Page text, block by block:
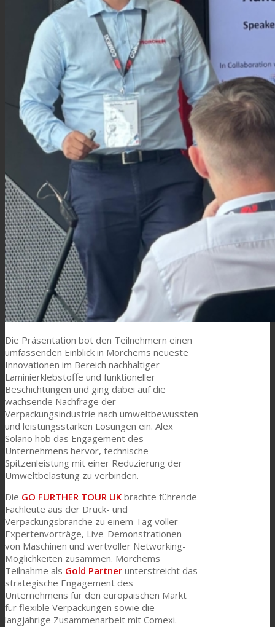
Kundenservice
Zertifikate
Karriere
Kontaktieren Sie uns
Suche
Menü Menü
Die Präsentation bot den Teilnehmern einen
umfassenden Einblick in Morchems neueste
Innovationen im Bereich nachhaltiger
Laminierklebstoffe und funktioneller
Beschichtungen und ging dabei auf die
wachsende Nachfrage der
Verpackungsindustrie nach umweltbewussten
und leistungsstarken Lösungen ein. Alex
Solano hob das Engagement des
Unternehmens hervor, technische
Spitzenleistung mit einer Reduzierung der
Umweltbelastung zu verbinden.
Die GO FURTHER TOUR UK brachte führende
Fachleute aus der Druck- und
Verpackungsbranche zu einem Tag voller
Expertenvorträge, Live-Demonstrationen
von Maschinen und wertvoller Networking-
Möglichkeiten zusammen. Morchems
Teilnahme als Gold Partner unterstreicht das
strategische Engagement des
Unternehmens für den europäischen Markt
für flexible Verpackungen sowie die
langjährige Zusammenarbeit mit Comexi.